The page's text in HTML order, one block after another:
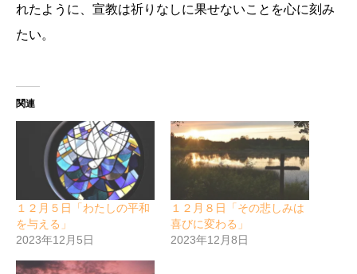
れたように、宣教は祈りなしに果せないことを心に刻み
たい。
関連
１２月５日「わたしの平和
を与える」
2023年12月5日
１２月８日「その悲しみは
喜びに変わる」
2023年12月8日